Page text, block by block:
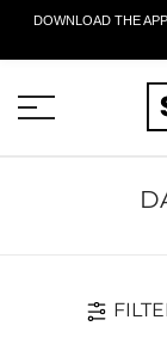
DOWNLOAD THE